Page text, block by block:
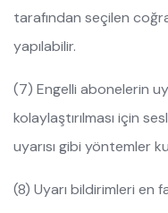
tarafından seçilen
yapılabilir.
(7) Engelli abonelerin
kolaylaştırılması için
uyarısı gibi yöntemler
(8) Uyarı bildirimleri en